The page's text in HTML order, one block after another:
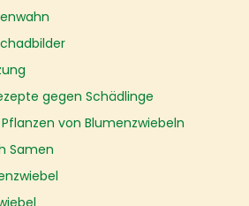
gegen Schädlinge
von Blumenzwiebeln
Samen